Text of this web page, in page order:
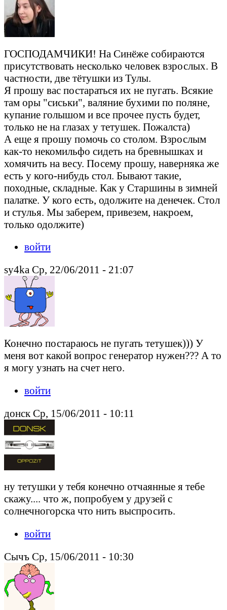
ГОСПОДАМЧИКИ! На Синёже собираются
присутствовать несколько человек взрослых. В
частности, две тётушки из Тулы.
Я прошу вас постараться их не пугать. Всякие
там оры "сиськи", валяние бухими по поляне,
купание голышом и все прочее пусть будет,
только не на глазах у тетушек. Пожалста)
А еще я прошу помочь со столом. Взрослым
как-то некомильфо сидеть на бревнышках и
хомячить на весу. Посему прошу, наверняка же
есть у кого-нибудь стол. Бывают такие,
походные, складные. Как у Старшины в зимней
палатке. У кого есть, одолжите на денечек. Стол
и стулья. Мы заберем, привезем, накроем,
только одолжите)
войти
sy4ka Ср, 22/06/2011 - 21:07
Конечно постараюсь не пугать тетушек))) У
меня вот какой вопрос генератор нужен??? А то
я могу узнать на счет него.
войти
донск Ср, 15/06/2011 - 10:11
ну тетушки у тебя конечно отчаянные я тебе
скажу.... что ж, попробуем у друзей с
солнечногорска что нить выспросить.
войти
Сычъ Ср, 15/06/2011 - 10:30